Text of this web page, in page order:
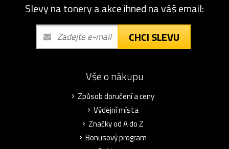
Slevy na tonery a akce ihned na váš email:
CHCI SLEVU
Vše o nákupu
Způsob doručení a ceny
Výdejní místa
Značky od A do Z
Bonusový program